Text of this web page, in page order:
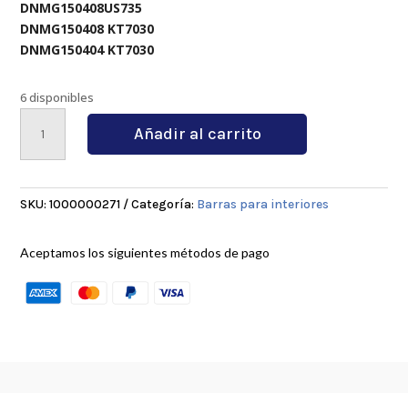
DNMG150408US735
DNMG150408 KT7030
DNMG150404 KT7030
6 disponibles
MDUNL15
cantidad
Añadir al carrito
SKU:1000000271 Categoría: Barras para interiores
Aceptamos los siguientes métodos de pago